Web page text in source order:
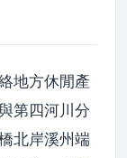
地方休閒產
第四河川分
北岸溪州端